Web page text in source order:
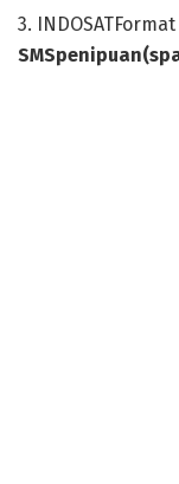
3. INDOSATFormat